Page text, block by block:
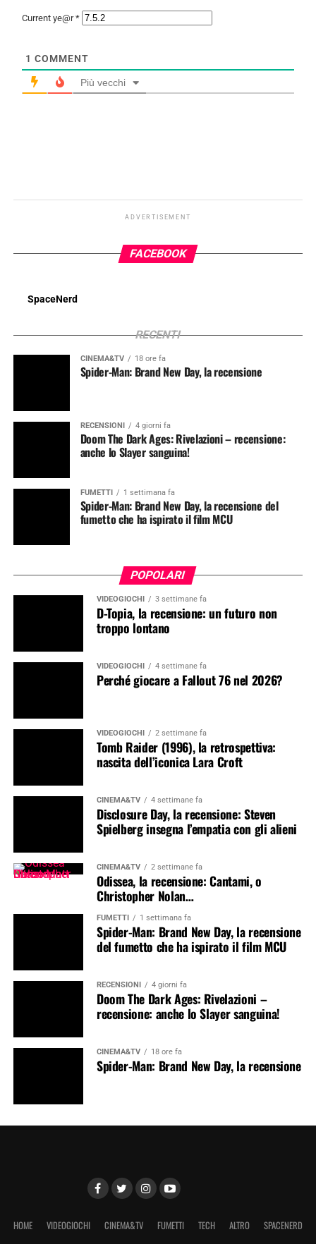
Current ye@r*
1 COMMENT
Più vecchi
ADVERTISEMENT
FACEBOOK
SpaceNerd
RECENTI
CINEMA&TV 18 ore fa
Spider-Man: Brand New Day, la recensione
RECENSIONI 4 giorni fa
Doom The Dark Ages: Rivelazioni – recensione:
anche lo Slayer sanguina!
FUMETTI 1 settimana fa
Spider-Man: Brand New Day, la recensione del
fumetto che ha ispirato il film MCU
POPOLARI
VIDEOGIOCHI 3 settimane fa
D-Topia, la recensione: un futuro non
troppo lontano
VIDEOGIOCHI 4 settimane fa
Perché giocare a Fallout 76 nel 2026?
VIDEOGIOCHI 2 settimane fa
Tomb Raider (1996), la retrospettiva:
nascita dell’iconica Lara Croft
CINEMA&TV 4 settimane fa
Disclosure Day, la recensione: Steven
Spielberg insegna l’empatia con gli alieni
CINEMA&TV 2 settimane fa
Odissea, la recensione: Cantami, o
Christopher Nolan…
FUMETTI 1 settimana fa
Spider-Man: Brand New Day, la recensione
del fumetto che ha ispirato il film MCU
RECENSIONI 4 giorni fa
Doom The Dark Ages: Rivelazioni –
recensione: anche lo Slayer sanguina!
CINEMA&TV 18 ore fa
Spider-Man: Brand New Day, la recensione
HOME VIDEOGIOCHI CINEMA&TV FUMETTI TECH ALTRO SPACENERD